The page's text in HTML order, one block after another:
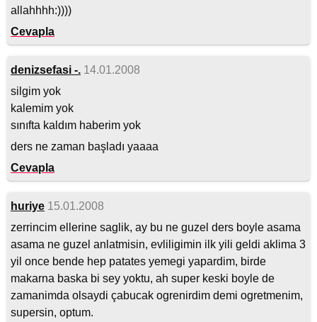
allahhhh:))))
Cevapla
denizsefasi -. 14.01.2008
silgim yok
kalemim yok
sınıfta kaldım haberim yok
ders ne zaman başladı yaaaa
Cevapla
huriye 15.01.2008
zerrincim ellerine saglik, ay bu ne guzel ders boyle asama
asama ne guzel anlatmisin, evliligimin ilk yili geldi aklima 3
yil once bende hep patates yemegi yapardim, birde
makarna baska bi sey yoktu, ah super keski boyle de
zamanimda olsaydi çabucak ogrenirdim demi ogretmenim,
supersin, optum.